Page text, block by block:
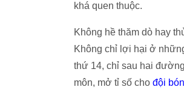
khá quen thuộc.
Không hề thăm dò hay
Không chỉ lợi hại ở
thứ 14, chỉ sau hai
môn, mở tỉ số cho đội